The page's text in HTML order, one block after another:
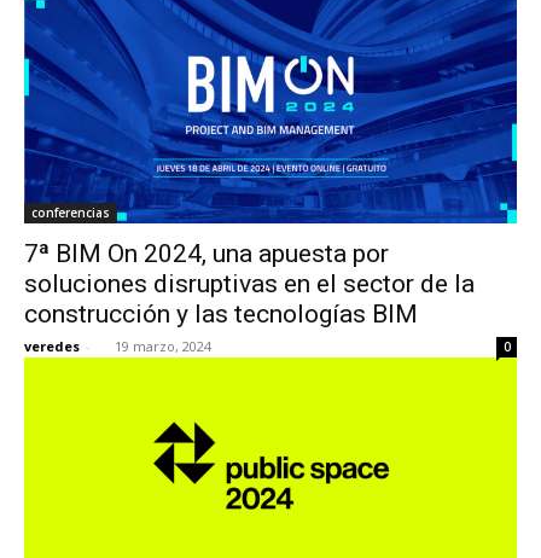
conferencias
7ª BIM On 2024, una apuesta por
soluciones disruptivas en el sector de la
construcción y las tecnologías BIM
veredes - 19 marzo, 2024 0